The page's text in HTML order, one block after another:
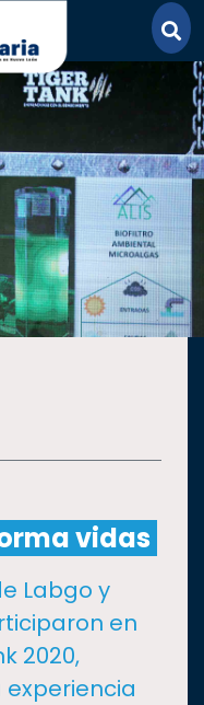
vidas
Labgo y
en
2020,